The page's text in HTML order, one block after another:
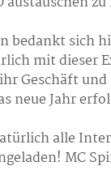
bedankt sich
mit dieser
Geschäft
neue Jahr
alle
MC